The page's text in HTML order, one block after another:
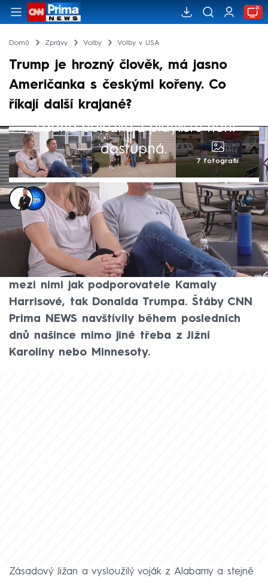
Domů Zprávy Volby Volby v USA
Trump je hrozný člověk, má jasno
Američanka s českými kořeny. Co
říkají další krajané?
Žádná položka z playlistu není
dostupná.
7 fotografií
Jakub Říha,Daniel Konewka
2. lis 2024, 11:27
Češi žijící za oceánem mají, stejně jako
Američané, různé představy o budoucím
směřování Spojených států. Našli byste
mezi nimi jak podporovatele Kamaly
Harrisové, tak Donalda Trumpa. Štáby CNN
Prima NEWS navštívily během posledních
dnů našince mimo jiné třeba z Jižní
Karolíny nebo Minnesoty.
Zásadový Jižan a vysloužilý voják z Alabamy a stejně